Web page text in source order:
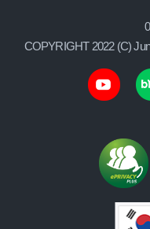
COPYRIGHT 2022 (C)